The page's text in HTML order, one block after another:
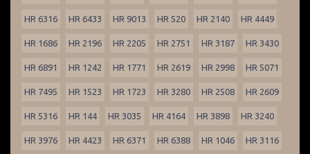
HR 6316 HR 6433 HR 9013 HR 520 HR 2140 HR 4449
HR 1686 HR 2196 HR 2205 HR 2751 HR 3187 HR 3430
HR 6891 HR 1242 HR 1771 HR 2619 HR 2998 HR 5071
HR 7495 HR 1523 HR 1723 HR 3280 HR 2508 HR 2609
HR 5316 HR 144 HR 3035 HR 4164 HR 3898 HR 3240
HR 3976 HR 4423 HR 6371 HR 6388 HR 1046 HR 3116